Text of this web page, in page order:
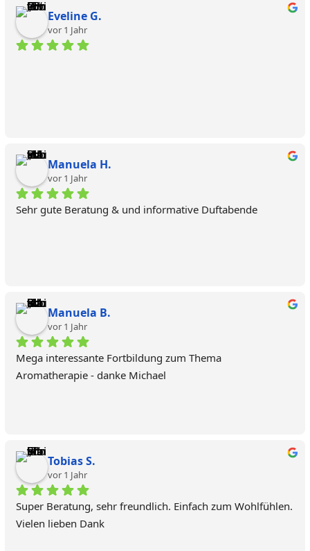
Eveline G.
vor 1 Jahr
Manuela H.
vor 1 Jahr
Sehr gute Beratung & und informative Duftabende
Manuela B.
vor 1 Jahr
Mega interessante Fortbildung zum Thema
Aromatherapie - danke Michael
Tobias S.
vor 1 Jahr
Super Beratung, sehr freundlich. Einfach zum Wohlfühlen.
Vielen lieben Dank